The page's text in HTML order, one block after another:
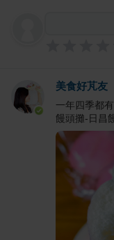
美食好芃友
一年四季都
饅頭攤-日昌